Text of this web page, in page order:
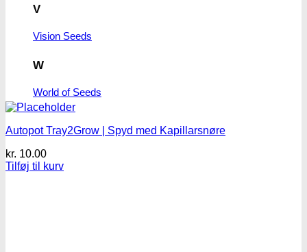
V
Vision Seeds
W
World of Seeds
Autopot Tray2Grow | Spyd med Kapillarsnøre
kr. 10.00
Tilføj til kurv